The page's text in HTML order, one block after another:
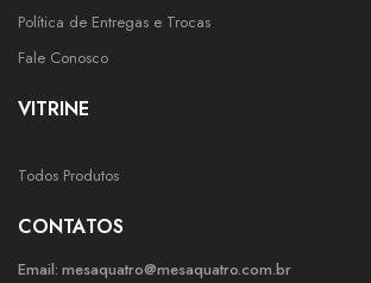
Política de Entregas e Trocas
Fale Conosco
VITRINE
Todos Produtos
CONTATOS
Email: mesaquatro@mesaquatro.com.br